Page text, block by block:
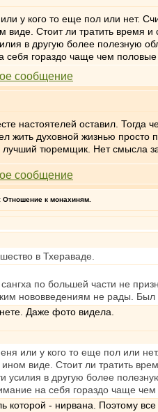
у кого то еще пол или нет.
Стоит ли тратить время
в другую более полезную
гораздо чаще чем
настоятелей оставил.
жить духовной жизнью
тюремщик. Нет смысла за
Отношение к монахиням.
в Тхераваде.
по большей части не
нововведениям не рады.
Даже фото видела.
или у кого то еще пол или
виде. Стоит ли тратить
в другую более
на себя гораздо чаще
которой - нирвана. Поэтому